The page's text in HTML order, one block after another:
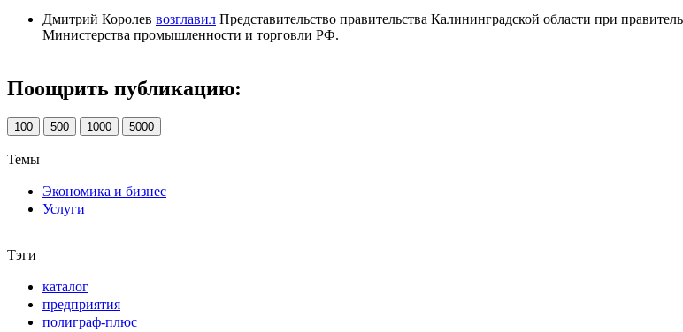
Дмитрий Королев возглавил Представительство правительства Калининградской области при
Министерства промышленности и торговли РФ.
Поощрить публикацию:
100 500 1000 5000
Темы
Экономика и бизнес
Услуги
Тэги
каталог
предприятия
полиграф-плюс